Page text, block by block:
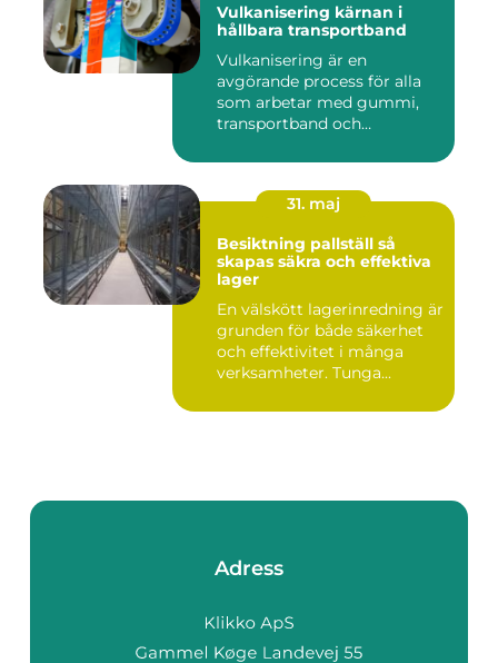
Vulkanisering kärnan i
hållbara transportband
Vulkanisering är en
avgörande process för alla
som arbetar med gummi,
transportband och
31. maj
Besiktning pallställ så
skapas säkra och effektiva
lager
En välskött lagerinredning är
grunden för både säkerhet
och effektivitet i många
verksamheter. Tunga...
Adress